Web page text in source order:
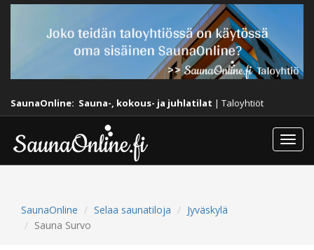
SaunaOnline: Sauna-, kokous- ja juhlatilat | Taloyhtiöt
SaunaOnline Selaa saunatiloja
Jyväskylä
Sauna Survo